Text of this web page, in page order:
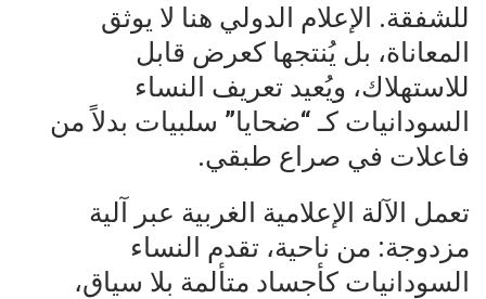
للشفقة. الإعلام الدولي هنا لا يوثق
المعاناة، بل يُنتجها كعرض قابل
للاستهلاك، ويُعيد تعريف النساء
السودانيات كـ “ضحايا” سلبيات بدلاً من
فاعلات في صراع طبقي.
تعمل الآلة الإعلامية الغربية عبر آلية
مزدوجة: من ناحية، تقدم النساء
السودانيات كأجساد متألمة بلا سياق،